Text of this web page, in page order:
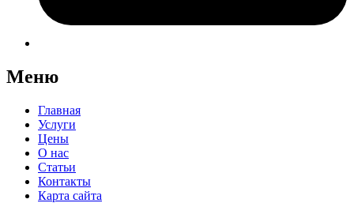
Меню
Главная
Услуги
Цены
О нас
Статьи
Контакты
Карта сайта